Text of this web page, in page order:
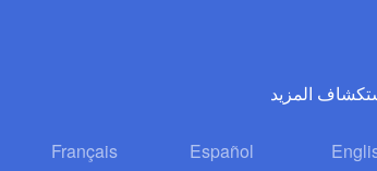
المزيد
Español
Français